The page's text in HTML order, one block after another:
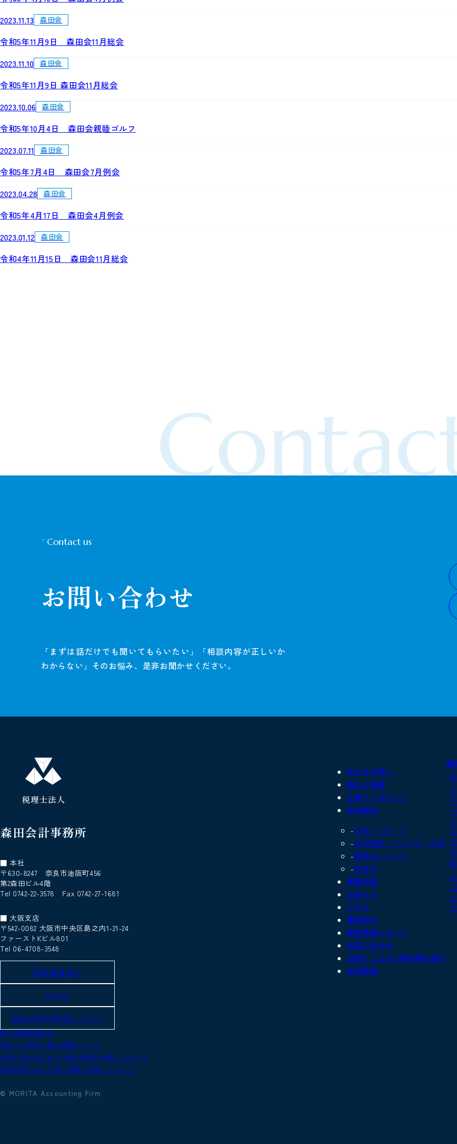
2023.11.13
森田会
令和5年11月9日 森田会11月総会
2023.11.10
森田会
令和5年11月9日 森田会11月総会
2023.10.06
森田会
令和5年10月4日 森田会親睦ゴルフ
2023.07.11
森田会
令和5年7月4日 森田会7月例会
2023.04.28
森田会
令和5年4月17日 森田会4月例会
2023.01.12
森田会
令和4年11月15日 森田会11月総会
お問い合わせ
Contact us
「まずは話だけでも聞いてもらいたい」「相談内容が正しいか
わからない」そのお悩み、是非お聞かせください。
私たちの想い
強みと実績
企業インタビュー
会社案内
代表メッセージ
会社概要・アクセス・沿革
顧問料について
森田会
業務内容
お知らせ
ブログ
事例紹介
業界情報レポート
お問い合わせ
お困りごとから解決策を探す
採用情報
業
-
-
森田会計事務所
税理士法人
■ 本社
〒630-8247 奈良市油阪町456
第2森田ビル4階
Tel 0742-22-3578 Fax 0742-27-1681
■ 大阪支店
〒542-0082 大阪市中央区島之内1-21-24
ファーストKビル801
Tel 06-4708-3548
恒栄監査法人
MMPG
地方公会計研究センター
個人情報保護方針
当法人が取扱う個人情報について
お問い合わせにおける個人情報の取扱いについて
採用応募における個人情報の取扱いについて
© MORITA Accounting Firm